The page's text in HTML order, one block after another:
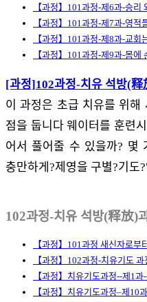
【과정】101과정-제6과-승리
【과정】101과정-제7과-영적
【과정】101과정-제8과-교회
【과정】101과정-제9과-몸에
[과정]102과정-치유 석방(释
이 과정은 초급 치유를 위해
점을 둡니다 웨이터를 훈련
어서 풀어줄 수 있을까? 몇
충만하게?제영을 구별?기도
102과정-치유 석방(释放)
【과정】101과정 새신자로부
【과정】102과정-치유기도 과
【과정】치유기도과정--제1
【과정】치유기도과정–제10